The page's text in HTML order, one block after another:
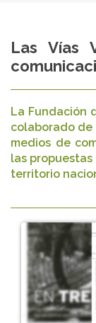
Las Vías
La Fundación
colaborado
medios de
las
territorio